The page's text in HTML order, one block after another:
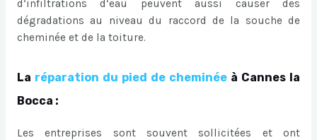
d’infiltrations d’eau peuvent aussi causer des
dégradations au niveau du raccord de la souche de
cheminée et de la toiture.
La réparation du pied de cheminée à Cannes la
Bocca :
Les entreprises sont souvent sollicitées et ont